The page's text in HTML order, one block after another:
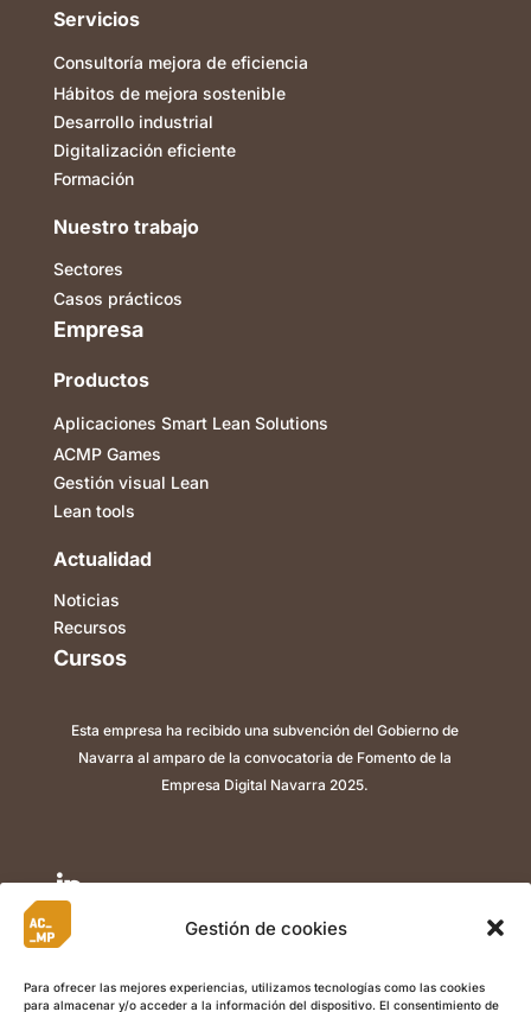
Gestión de cookies
Para ofrecer las mejores experiencias, utilizamos tecnologías como las cookies
para almacenar y/o acceder a la información del dispositivo. El consentimiento de
Servicios
Consultoría mejora de eficiencia
Hábitos de mejora sostenible
Desarrollo industrial
Digitalización eficiente
Formación
Nuestro trabajo
Sectores
Casos prácticos
Empresa
Productos
Aplicaciones Smart Lean Solutions
ACMP Games
Gestión visual Lean
Lean tools
Actualidad
Noticias
Recursos
Cursos
Esta empresa ha recibido una subvención del Gobierno de
Navarra al amparo de la convocatoria de Fomento de la
Empresa Digital Navarra 2025.

